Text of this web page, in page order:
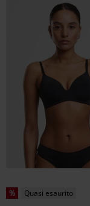
% Quasi esaurito